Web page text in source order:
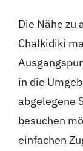
Die Nähe zu
Chalkidiki
in die
abgelegene
besuchen
einfachen